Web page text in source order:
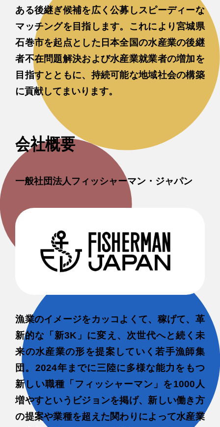
ある後継ぎ候補を広く公募しスピーディーな
マッチングを目指します。これにより宮城県
石巻市を起点とした日本全国の水産業の後継
者不在問題解決および水産業就業者の増加を
目指すとともに、持続可能な地域社会の構築
に貢献してまいります。
会社概要
一般社団法人フィッシャーマン・ジャパン
漁業のイメージをカッコよくて、稼げて、革
新的な「新3K」に変え、次世代へと続く未
来の水産業の形を提案していく若手漁師集
団。2024年までに三陸に多様な能力をもつ
新しい職種「フィッシャーマン」を1000人
増やすというビジョンを掲げ、新しい働き方
の提案や業種を超えた関わりによって水産業